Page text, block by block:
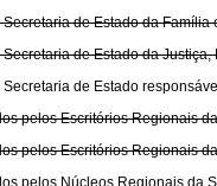
de Estado da Família
de Estado da Justiça,
de Estado
pelos Escritórios Regionais
pelos Escritórios Regionais
pelos Núcleos Regionais da